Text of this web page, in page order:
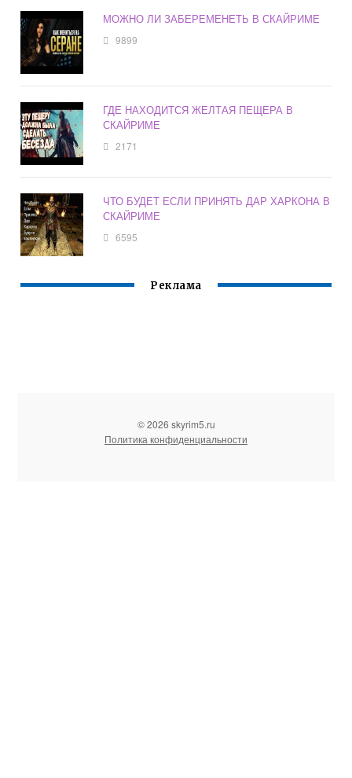
МОЖНО ЛИ ЗАБЕРЕМЕНЕТЬ В СКАЙРИМЕ
9899
ГДЕ НАХОДИТСЯ ЖЕЛТАЯ ПЕЩЕРА В
СКАЙРИМЕ
2171
ЧТО БУДЕТ ЕСЛИ ПРИНЯТЬ ДАР ХАРКОНА В
СКАЙРИМЕ
6595
Реклама
© 2026 skyrim5.ru
Политика конфиденциальности